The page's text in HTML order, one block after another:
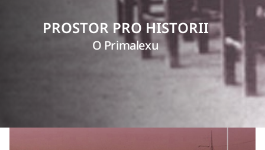
PROSTOR PRO HISTORII
O Primalexu